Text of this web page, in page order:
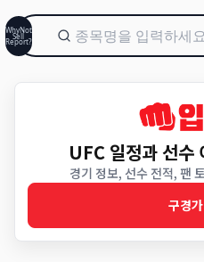
WhyNot
Sell
Report?
UFC 일정과 선수
경기 정보, 선수 전적, 팬
구경